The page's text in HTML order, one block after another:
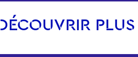
DÉCOUVRIR